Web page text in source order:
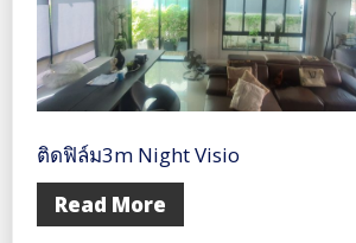
ติดฟิล์ม3m Night Visio
Read More